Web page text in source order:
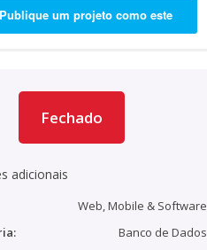
Publique um projeto como este
Fechado
adicionais
Web, Mobile & Software
Banco de Dados